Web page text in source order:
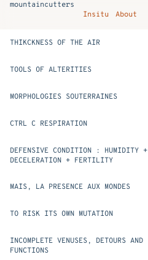
mountaincutters
Insitu
About
THIKCKNESS OF THE AIR
TOOLS OF ALTERITIES
MORPHOLOGIES SOUTERRAINES
CTRL C RESPIRATION
DEFENSIVE CONDITION : HUMIDITY +
DECELERATION + FERTILITY
MAIS, LA PRESENCE AUX MONDES
TO RISK ITS OWN MUTATION
INCOMPLETE VENUSES, DETOURS AND
FUNCTIONS